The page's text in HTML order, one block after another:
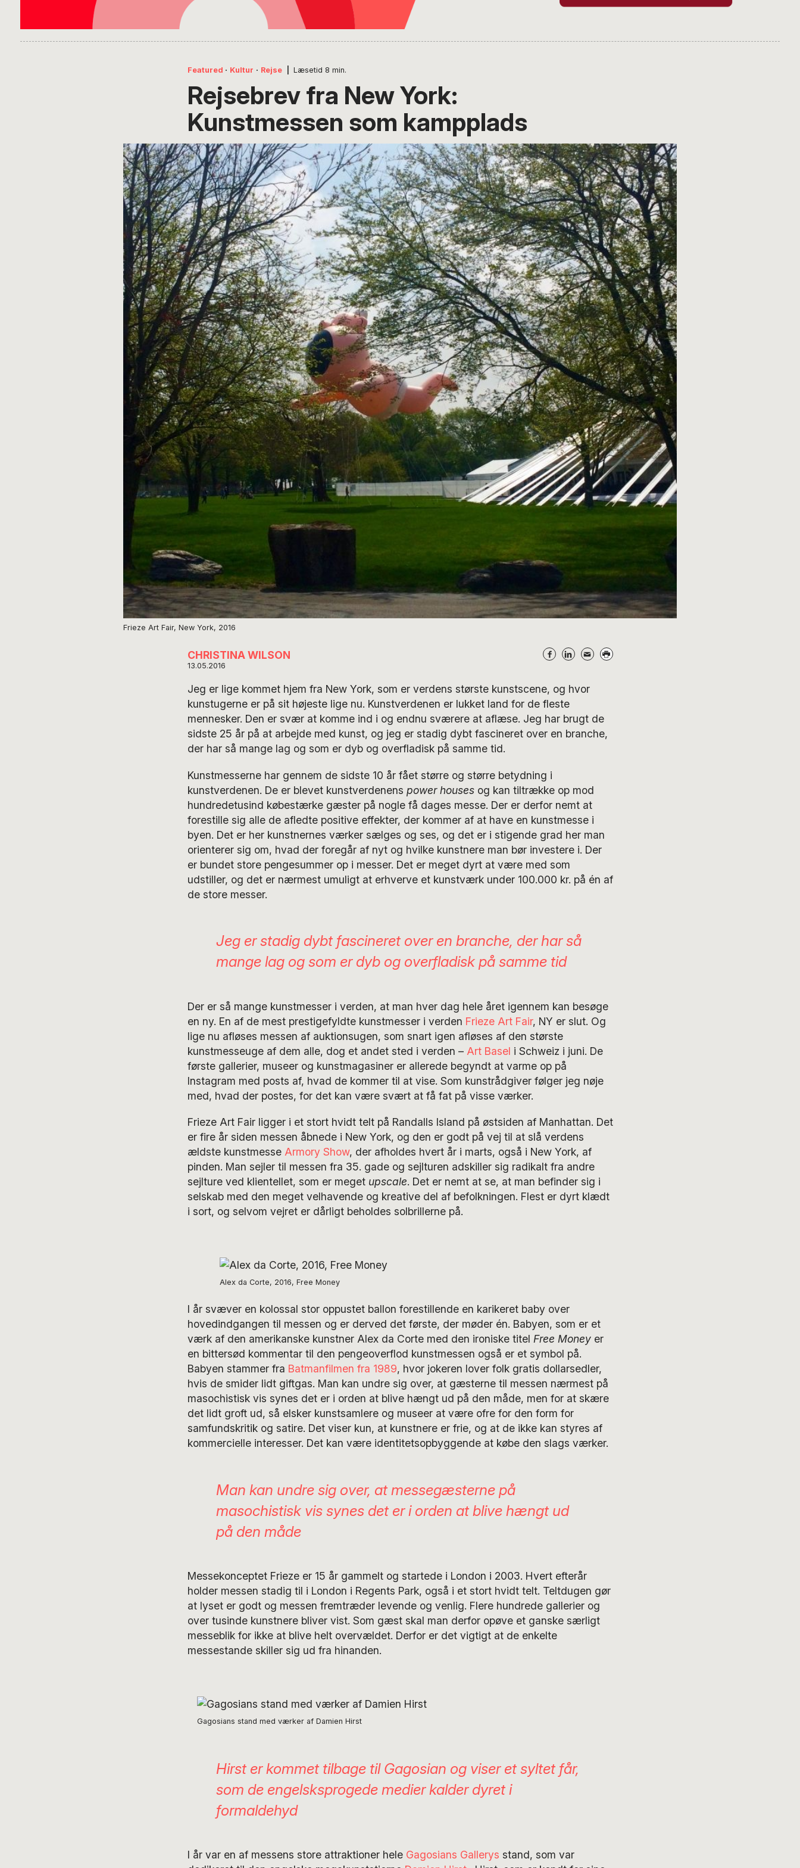
Featured · Kultur · Rejse Læsetid 8 min.
Rejsebrev fra New York:
Kunstmessen som kampplads
Frieze Art Fair, New York, 2016
CHRISTINA WILSON
13.05.2016
Jeg er lige kommet hjem fra New York, som er verdens største kunstscene, og hvor
kunstugerne er på sit højeste lige nu. Kunstverdenen er lukket land for de fleste
mennesker. Den er svær at komme ind i og endnu sværere at aflæse. Jeg har brugt de
sidste 25 år på at arbejde med kunst, og jeg er stadig dybt fascineret over en branche,
der har så mange lag og som er dyb og overfladisk på samme tid.
Kunstmesserne har gennem de sidste 10 år fået større og større betydning i
kunstverdenen. De er blevet kunstverdenens power housesog kan tiltrække op mod
hundredetusind købestærke gæster på nogle få dages messe. Der er derfor nemt at
forestille sig alle de afledte positive effekter, der kommer af at have en kunstmesse i
byen. Det er her kunstnernes værker sælges og ses, og det er i stigende grad her man
orienterer sig om, hvad der foregår af nyt og hvilke kunstnere man bør investere i. Der
er bundet store pengesummer op i messer. Det er meget dyrt at være med som
udstiller, og det er nærmest umuligt at erhverve et kunstværk under 100.000 kr. på én af
de store messer.
Jeg er stadig dybt fascineret over en branche, der har så
mange lag og som er dyb og overfladisk på samme tid
Der er så mange kunstmesser i verden, at man hver dag hele året igennem kan besøge
en ny. En af de mest prestigefyldte kunstmesser i verden Frieze Art Fair, NY er slut. Og
lige nu afløses messen af auktionsugen, som snart igen afløses af den største
kunstmesseuge af dem alle, dog et andet sted i verden – Art Basel i Schweiz i juni. De
første gallerier, museer og kunstmagasiner er allerede begyndt at varme op på
Instagram med posts af, hvad de kommer til at vise. Som kunstrådgiver følger jeg nøje
med, hvad der postes, for det kan være svært at få fat på visse værker.
Frieze Art Fair ligger i et stort hvidt telt på Randalls Island på østsiden af Manhattan. Det
er fire år siden messen åbnede i New York, og den er godt på vej til at slå verdens
ældste kunstmesse Armory Show, der afholdes hvert år i marts, også i New York, af
pinden. Man sejler til messen fra 35. gade og sejlturen adskiller sig radikalt fra andre
sejlture ved klientellet, som er meget upscale. Det er nemt at se, at man befinder sig i
selskab med den meget velhavende og kreative del af befolkningen. Flest er dyrt klædt
i sort, og selvom vejret er dårligt beholdes solbrillerne på.
Alex da Corte, 2016, Free Money
I år svæver en kolossal stor oppustet ballon forestillende en karikeret baby over
hovedindgangen til messen og er derved det første, der møder én. Babyen, som er et
værk af den amerikanske kunstner Alex da Corte med den ironiske titel Free Moneyer
en bittersød kommentar til den pengeoverflod kunstmessen også er et symbol på.
Babyen stammer fra Batmanfilmen fra 1989, hvor jokeren lover folk gratis dollarsedler,
hvis de smider lidt giftgas. Man kan undre sig over, at gæsterne til messen nærmest på
masochistisk vis synes det er i orden at blive hængt ud på den måde, men for at skære
det lidt groft ud, så elsker kunstsamlere og museer at være ofre for den form for
samfundskritik og satire. Det viser kun, at kunstnere er frie, og at de ikke kan styres af
kommercielle interesser. Det kan være identitetsopbyggende at købe den slags værker.
Man kan undre sig over, at messegæsterne på
masochistisk vis synes det er i orden at blive hængt ud
på den måde
Messekonceptet Frieze er 15 år gammelt og startede i London i 2003. Hvert efterår
holder messen stadig til i London i Regents Park, også i et stort hvidt telt. Teltdugen gør
at lyset er godt og messen fremtræder levende og venlig. Flere hundrede gallerier og
over tusinde kunstnere bliver vist. Som gæst skal man derfor opøve et ganske særligt
messeblik for ikke at blive helt overvældet. Derfor er det vigtigt at de enkelte
messestande skiller sig ud fra hinanden.
Gagosians stand med værker af Damien Hirst
Hirst er kommet tilbage til Gagosian og viser et syltet får,
som de engelsksprogede medier kalder dyret i
formaldehyd
I år var en af messens store attraktioner hele Gagosians Gallerys stand, som var